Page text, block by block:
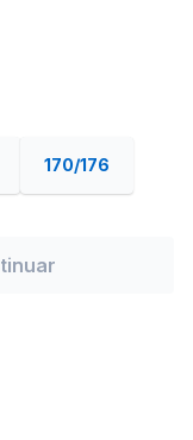
170/176